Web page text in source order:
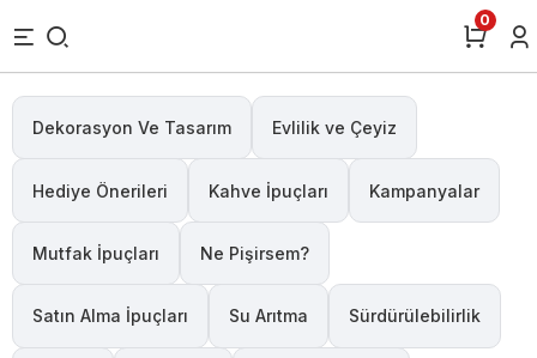
0
Dekorasyon Ve Tasarım Evlilik ve Çeyiz
Hediye Önerileri Kahve İpuçları Kampanyalar
Mutfak İpuçları Ne Pişirsem?
Satın Alma İpuçları Su Arıtma Sürdürülebilirlik